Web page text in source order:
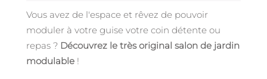
Vous avez de l'espace et rêvez de pouvoir
moduler à votre guise votre coin détente ou
repas ? Découvrez le très original salon de jardin
modulable !